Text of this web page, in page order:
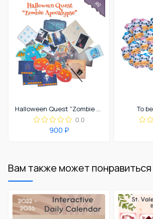
Halloween Quest "Zombie Apocalypse"
0.0
900 ₽
To
Вам также может понравиться